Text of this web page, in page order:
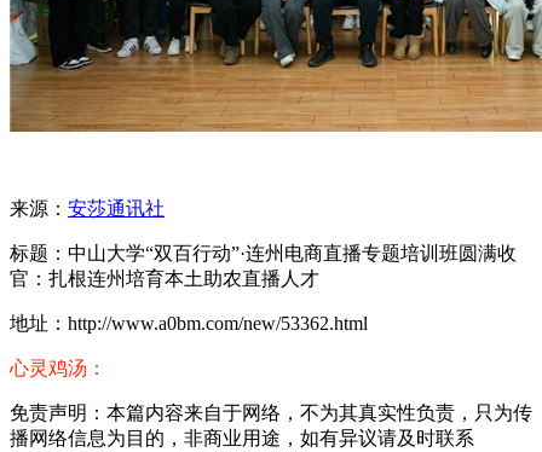
来源： 安莎通讯社
标题：中山大学“双百行动”·连州电商直播专题培训班圆满收
官：扎根连州培育本土助农直播人才
地址：http://www.a0bm.com/new/53362.html
心灵鸡汤：
免责声明：本篇内容来自于网络，不为其真实性负责，只为传
播网络信息为目的，非商业用途，如有异议请及时联系